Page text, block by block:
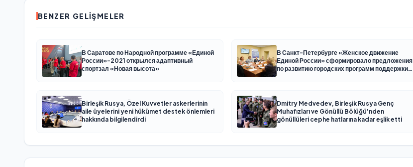
BENZER GELIŞMELER
В Саратове по Народной программе «Единой
России»-2021 открылся адаптивный
спортзал «Новая высота»
В Санкт-Петербурге «Женское движение
Единой России» сформировало предложения
по развитию городских программ поддержки
Birleşik Rusya, Özel Kuvvetler askerlerinin
aile üyelerini yeni hükümet destek önlemleri
hakkında bilgilendirdi
Dmitry Medvedev, Birleşik Rusya Genç
Muhafızları ve Gönüllü Bölüğü’nden
gönüllüleri cephe hatlarına kadar eşlik etti